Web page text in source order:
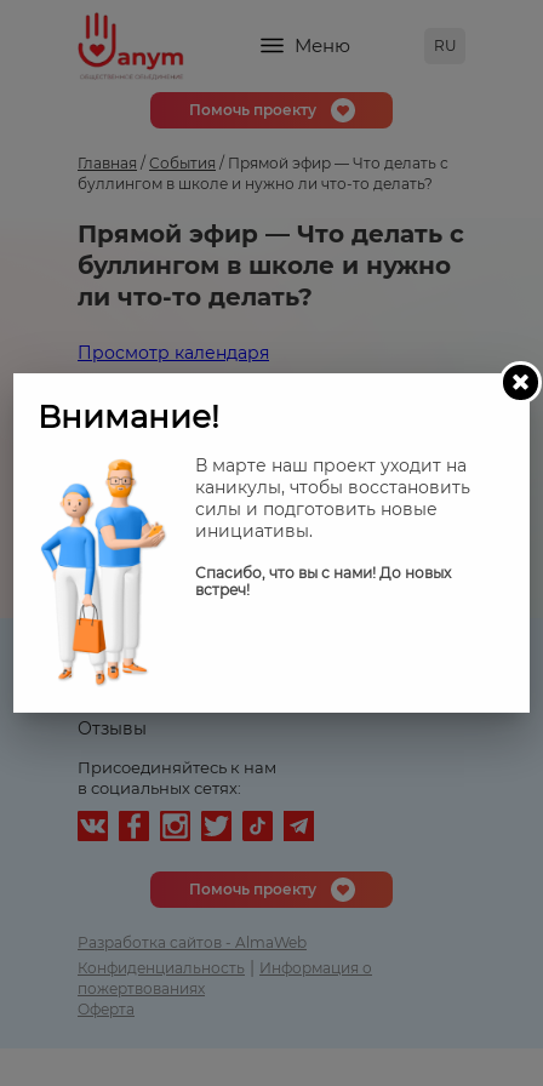
Меню RU
Помочь проекту
Главная / События / Прямой эфир — Что делать с
буллингом в школе и нужно ли что-то делать?
Прямой эфир — Что делать с
буллингом в школе и нужно
ли что-то делать?
Просмотр календаря
Журнал
Партнеры
Отзывы
Присоединяйтесь к нам
в социальных сетях:
Помочь проекту
Разработка сайтов - AlmaWeb
Конфиденциальность | Информация о
пожертвованиях
Оферта
Внимание!
В марте наш проект уходит на
каникулы, чтобы восстановить
силы и подготовить новые
инициативы.
Спасибо, что вы с нами! До новых
встреч!